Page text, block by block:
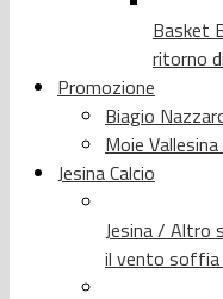
Basket
ritorno
Promozione
Biagio
Moie Vallesina
Jesina Calcio
Jesina / Altro
il vento soffia